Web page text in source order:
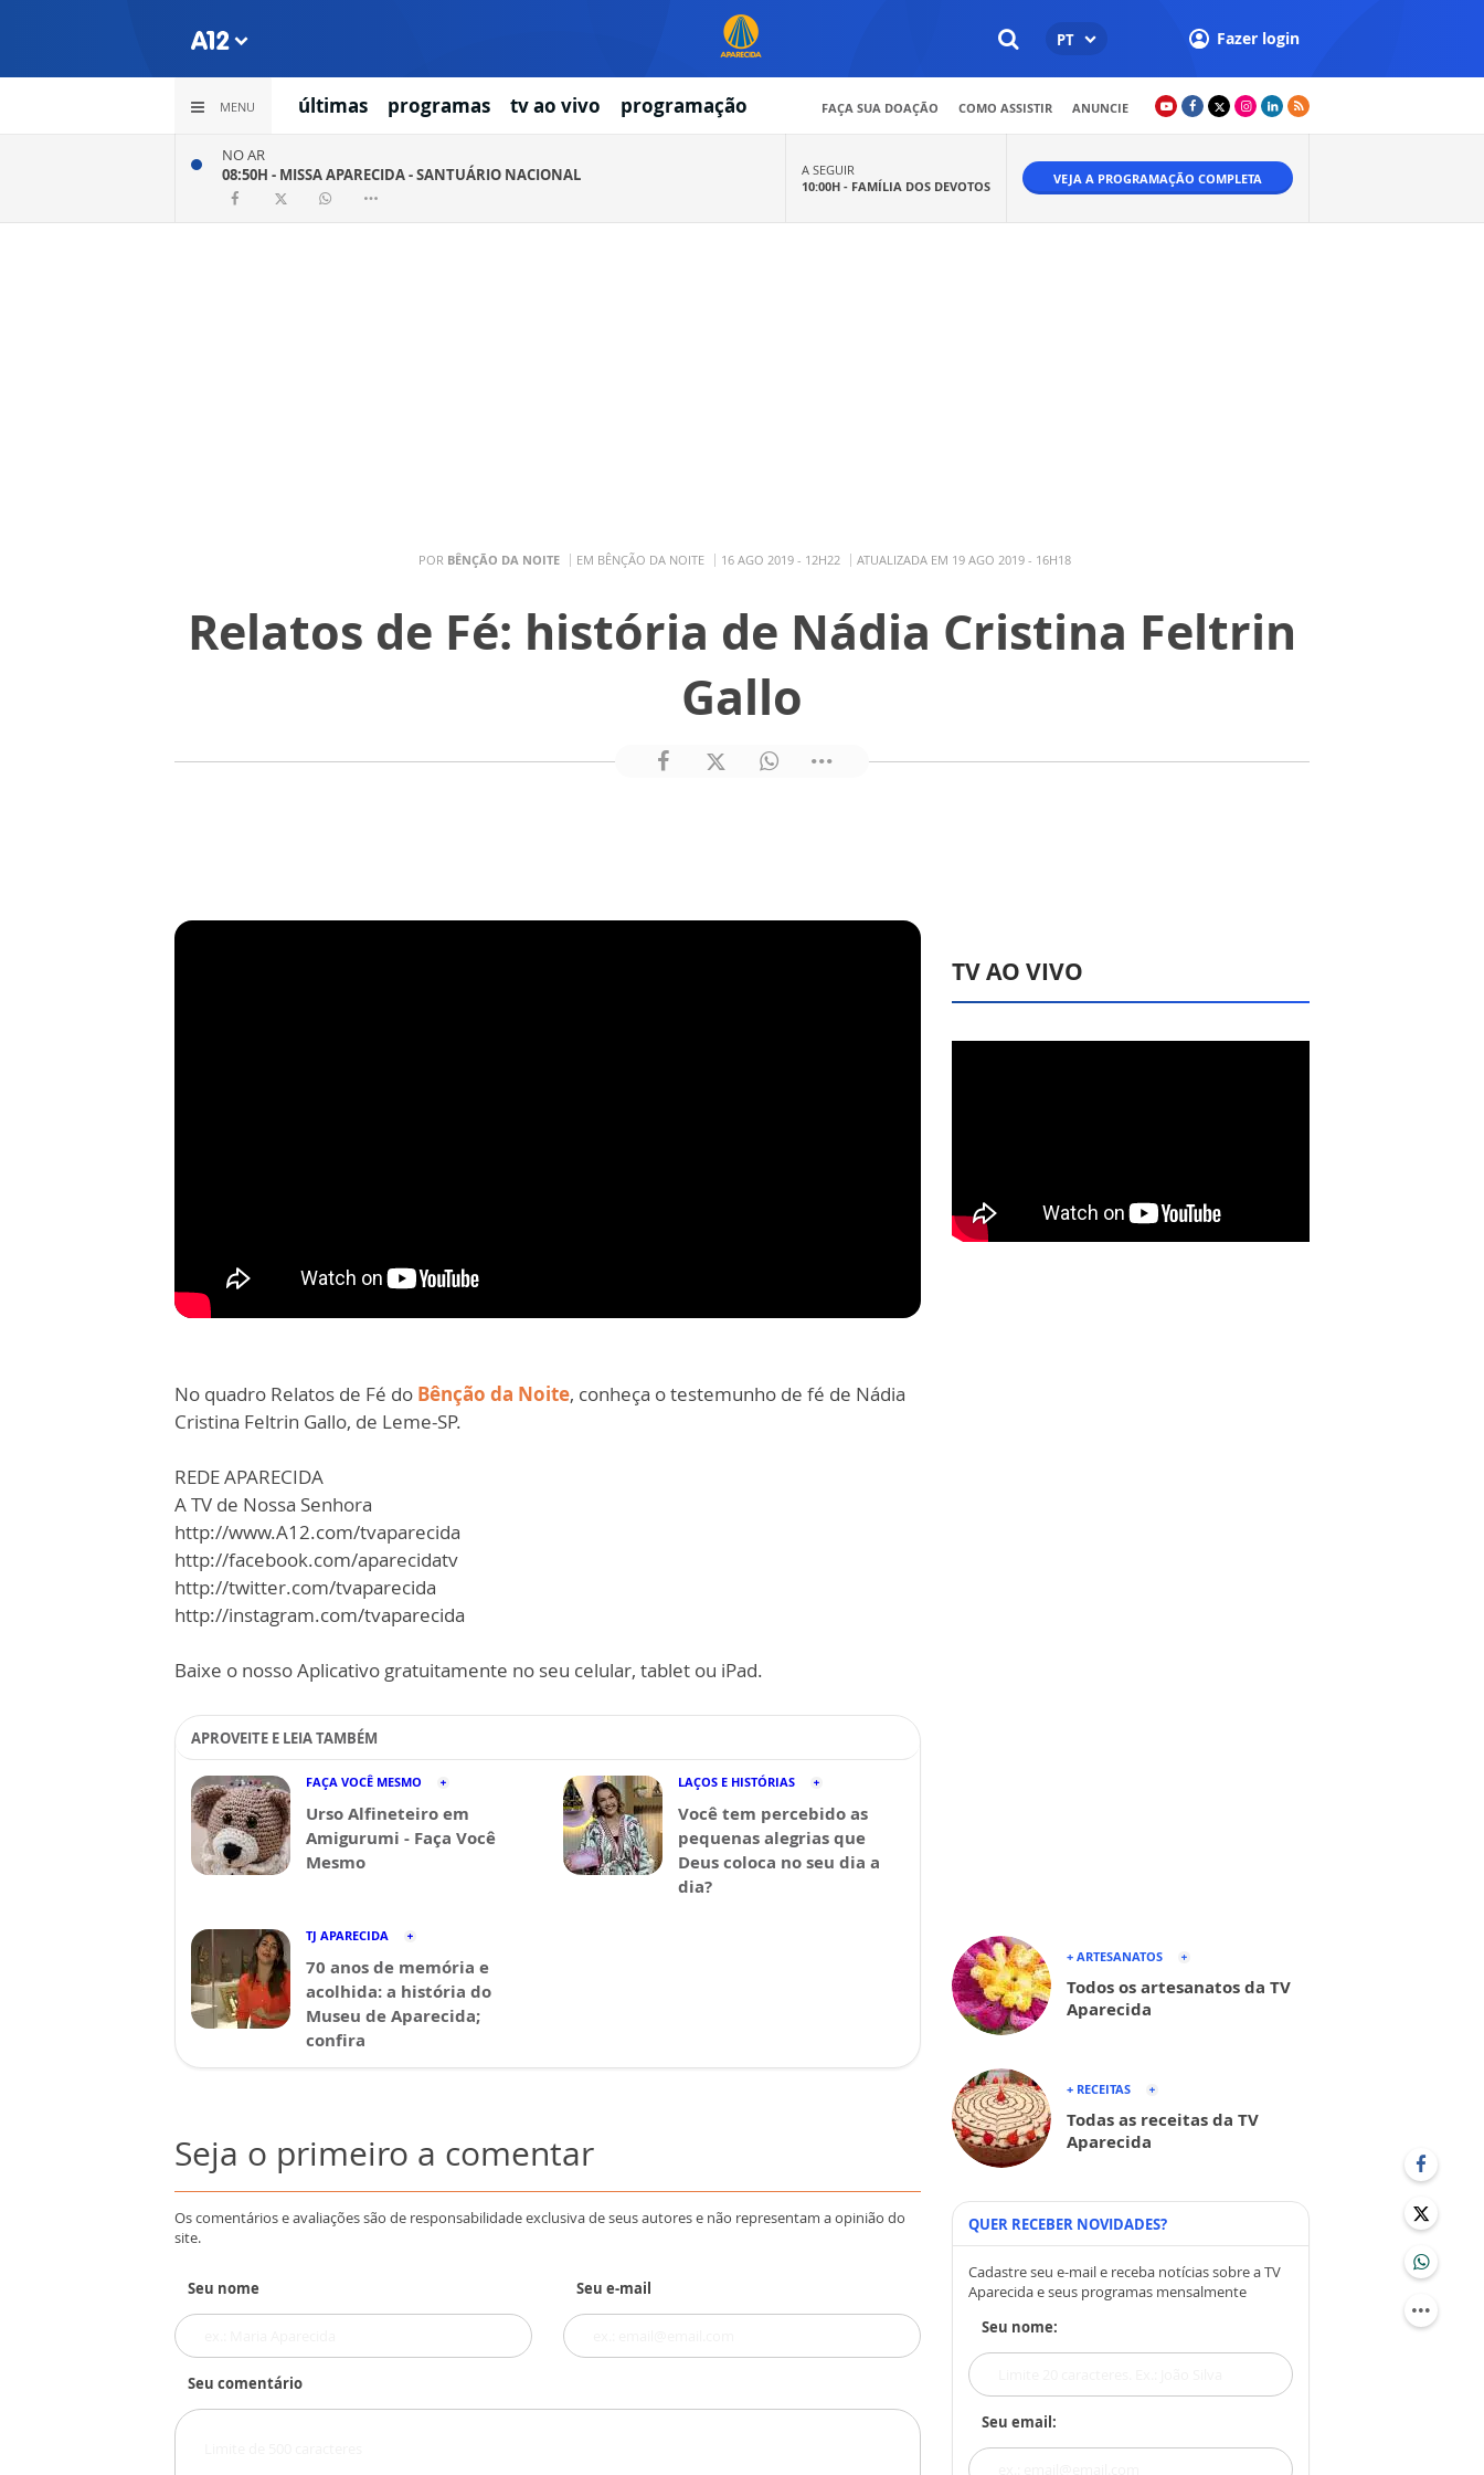
PT Fazer login
MENU últimas programas tv ao vivo programação FAÇA SUA DOAÇÃO COMO ASSISTIR ANUNCIE
NO AR
08:50H - MISSA APARECIDA - SANTUÁRIO NACIONAL
A SEGUIR
10:00H - FAMÍLIA DOS DEVOTOS VEJA A PROGRAMAÇÃO COMPLETA
POR BÊNÇÃO DA NOITE EM BÊNÇÃO DA NOITE 16 AGO 2019 - 12H22 ATUALIZADA EM 19 AGO 2019 - 16H18
Relatos de Fé: história de Nádia Cristina Feltrin
Gallo
No quadro Relatos de Fé do Bênção da Noite, conheça o testemunho de fé de Nádia
Cristina Feltrin Gallo, de Leme-SP.
REDE APARECIDA
A TV de Nossa Senhora
http://www.A12.com/tvaparecida
http://facebook.com/aparecidatv
http://twitter.com/tvaparecida
http://instagram.com/tvaparecida
Baixe o nosso Aplicativo gratuitamente no seu celular, tablet ou iPad.
APROVEITE E LEIA TAMBÉM
FAÇA VOCÊ MESMO
Urso Alfineteiro em
Amigurumi - Faça Você
Mesmo
LAÇOS E HISTÓRIAS
Você tem percebido as
pequenas alegrias que
Deus coloca no seu dia a
dia?
TJ APARECIDA
70 anos de memória e
acolhida: a história do
Museu de Aparecida;
confira
Seja o primeiro a comentar
Os comentários e avaliações são de responsabilidade exclusiva de seus autores e não representam a opinião do
site.
Seu nome Seu e-mail
Seu comentário
TV AO VIVO
+ ARTESANATOS
Todos os artesanatos da TV
Aparecida
+ RECEITAS
Todas as receitas da TV
Aparecida
QUER RECEBER NOVIDADES?
Cadastre seu e-mail e receba notícias sobre a TV
Aparecida e seus programas mensalmente
Seu nome:
Seu email: